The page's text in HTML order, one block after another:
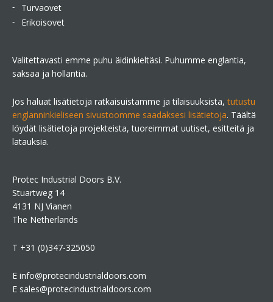
Turvaovet
Erikoisovet
Valitettavasti emme puhu äidinkieltäsi. Puhumme englantia,
saksaa ja hollantia.
Jos haluat lisätietoja ratkaisuistamme ja tilaisuuksista,tutustu
englanninkieliseen sivustoomme saadaksesi lisätietoja. Täältä
löydät lisätietoja projekteista, tuoreimmat uutiset, esitteitä ja
latauksia.
Protec Industrial Doors B.V.
Stuartweg 14
4131 NJ Vianen
The Netherlands
T +31 (0)347-325050
E info@protecindustrialdoors.com
E sales@protecindustrialdoors.com